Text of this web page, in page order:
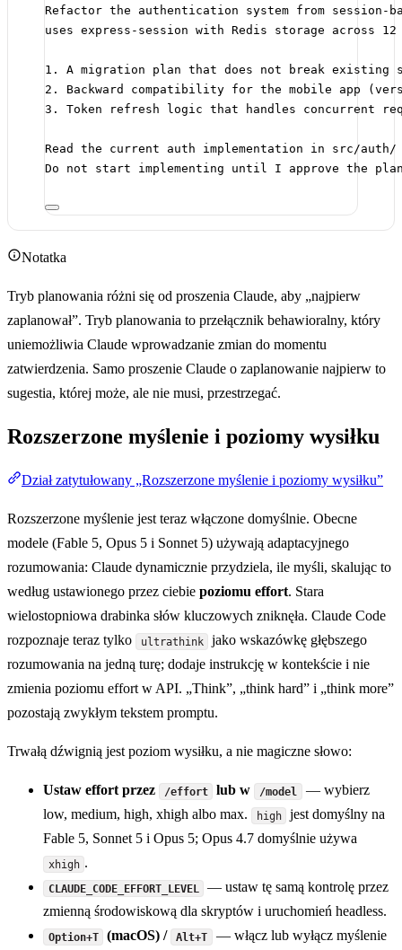
Refactor the authentication system from session-
uses express-session with Redis storage across
1. A migration plan that does not break existing
2. Backward compatibility for the mobile app
3. Token refresh logic that handles concurrent
Read the current auth implementation in src/
Do not start implementing until I approve the
Notatka
Tryb planowania różni się od proszenia Claude, aby „najpierw
zaplanował”. Tryb planowania to przełącznik behawioralny, który
uniemożliwia Claude wprowadzanie zmian do momentu
zatwierdzenia. Samo proszenie Claude o zaplanowanie najpierw to
sugestia, której może, ale nie musi, przestrzegać.
Rozszerzone myślenie i poziomy wysiłku
Dział zatytułowany „Rozszerzone myślenie i poziomy wysiłku”
Rozszerzone myślenie jest teraz włączone domyślnie. Obecne
modele (Fable 5, Opus 5 i Sonnet 5) używają adaptacyjnego
rozumowania: Claude dynamicznie przydziela, ile myśli, skalując to
według ustawionego przez ciebie poziomu effort. Stara
wielostopniowa drabinka słów kluczowych zniknęła. Claude Code
rozpoznaje teraz tylko
ultrathink
jako wskazówkę głębszego
rozumowania na jedną turę; dodaje instrukcję w kontekście i nie
zmienia poziomu effort w API. „Think”, „think hard” i „think more”
pozostają zwykłym tekstem promptu.
Trwałą dźwignią jest poziom wysiłku, a nie magiczne słowo:
Ustaw effort przez /effort lub w /model
— wybierz
low, medium, high, xhigh albo max.
high
jest domyślny na
Fable 5, Sonnet 5 i Opus 5; Opus 4.7 domyślnie używa
xhigh .
CLAUDE_CODE_EFFORT_LEVEL
— ustaw tę samą kontrolę przez
zmienną środowiskową dla skryptów i uruchomień headless.
Option+T (macOS) / Alt+T — włącz lub wyłącz myślenie